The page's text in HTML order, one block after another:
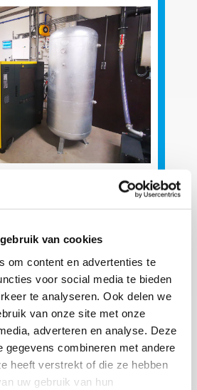
van cookies
om content en advertenties te
voor social media te bieden
te analyseren. Ook delen we
van onze site met onze
adverteren en analyse. Deze
gegevens combineren met andere
heeft verstrekt of die ze hebben
uw gebruik van hun
naar een
oplossing in
van wild en
al jaren actief op het
Door de
productie, is gebleken dat
niet meer paste bij
Na het tijdelijk
extra compressor uit onze
bedrijf toe aan een